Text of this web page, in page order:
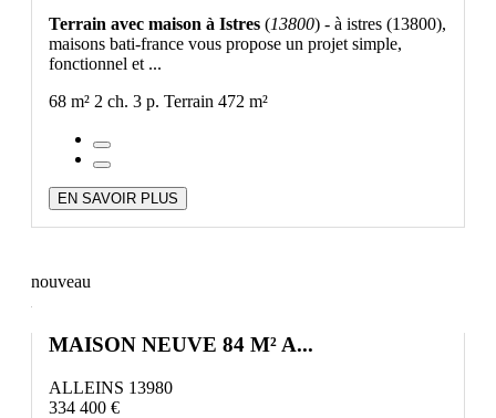
Terrain avec maison à Istres (13800) - à istres (13800),
maisons bati-france vous propose un projet simple,
fonctionnel et ...
68 m² 2 ch. 3 p. Terrain 472 m²
EN SAVOIR PLUS
nouveau
MAISON NEUVE 84 M² A...
ALLEINS 13980
334 400 €